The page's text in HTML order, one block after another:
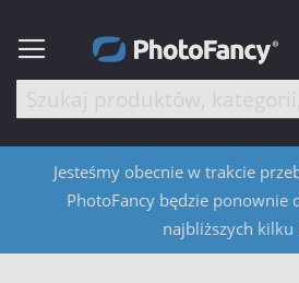
Jesteśmy obecnie w trakcie
PhotoFancy będzie ponownie
najbliższych kilku